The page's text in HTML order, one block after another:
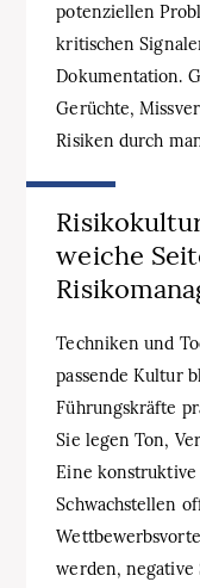
potenziellen
kritischen
Dokumentation.
Gerüchte,
Risiken durch
weiche
Techniken und
passende Kultur
Führungskräfte
Sie legen Ton,
Eine
Schwachstellen
werden, negative